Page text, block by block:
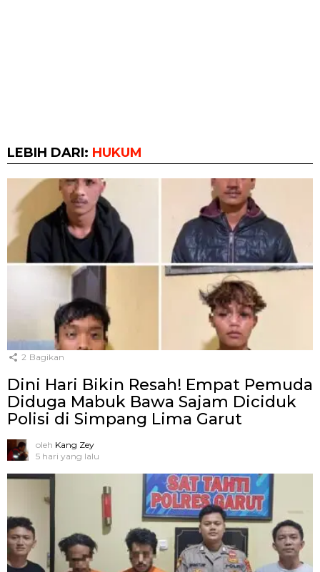
LEBIH DARI: HUKUM
2 Bagikan
Dini Hari Bikin Resah! Empat Pemuda
Diduga Mabuk Bawa Sajam Diciduk
Polisi di Simpang Lima Garut
oleh Kang Zey
5 hari yang lalu